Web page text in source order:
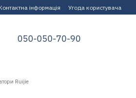
інформація Угода користувача
050-050-70-90
Ruijie